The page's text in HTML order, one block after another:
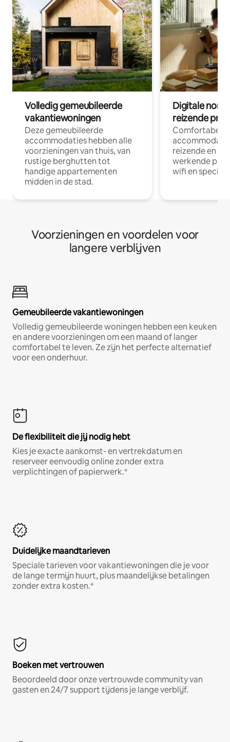
Volledig gemeubileerde
vakantiewoningen
Deze gemeubileerde
accommodaties hebben alle
voorzieningen van thuis, van
rustige berghutten tot
handige appartementen
midden in de stad.
Digitale
reizende
Comfortabele
reizende en
werkende
wifi en
Voorzieningen en voordelen voor
langere verblijven
Gemeubileerde vakantiewoningen
Volledig gemeubileerde woningen hebben een keuken
en andere voorzieningen om een maand of langer
comfortabel te leven. Ze zijn het perfecte alternatief
voor een onderhuur.
De flexibiliteit die jij nodig hebt
Kies je exacte aankomst- en vertrekdatum en
reserveer eenvoudig online zonder extra
verplichtingen of papierwerk.*
Duidelijke maandtarieven
Speciale tarieven voor vakantiewoningen die je voor
de lange termijn huurt, plus maandelijkse betalingen
zonder extra kosten.*
Boeken met vertrouwen
Beoordeeld door onze vertrouwde community van
gasten en 24/7 support tijdens je lange verblijf.